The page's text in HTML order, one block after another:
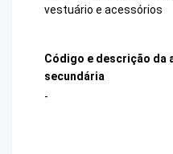
vestuário e acessórios
Código e descrição da
secundária
-